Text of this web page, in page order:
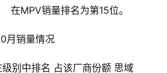
在MPV销量排名为第15位。
月销量情况
别中排名 占该厂商份额 思域